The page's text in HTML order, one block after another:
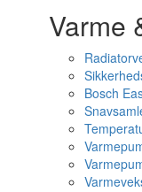
Varme
Bosch